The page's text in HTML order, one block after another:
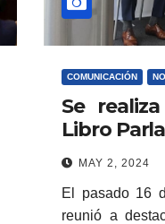
COMUNICACIÓN
Se
Libro
MAY 2, 2024
El pasado 16
reunió a